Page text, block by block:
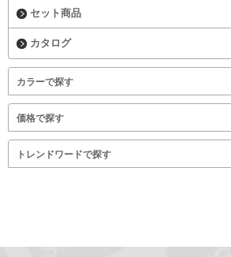
セット商品
カタログ
カラーで探す
価格で探す
トレンドワードで探す